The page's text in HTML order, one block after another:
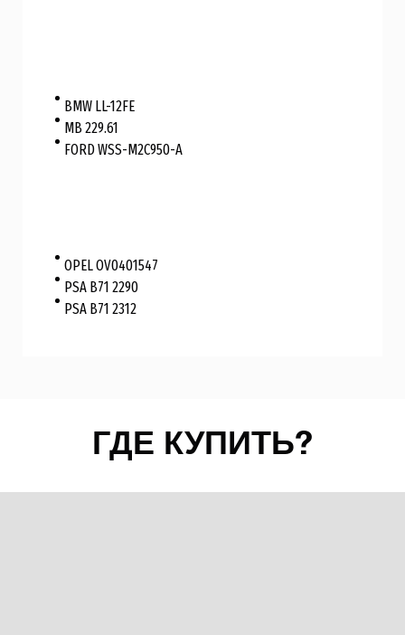
BMW LL-12FE
MB 229.61
FORD WSS-M2C950-A
OPEL OV0401547
PSA B71 2290
PSA B71 2312
ГДЕ КУПИТЬ?